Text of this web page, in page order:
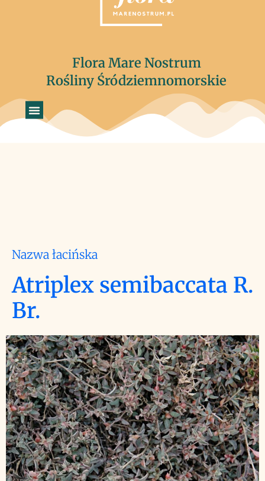
Flora Mare Nostrum
Rośliny Śródziemnomorskie
Nazwa łacińska
Atriplex semibaccata R.
Br.